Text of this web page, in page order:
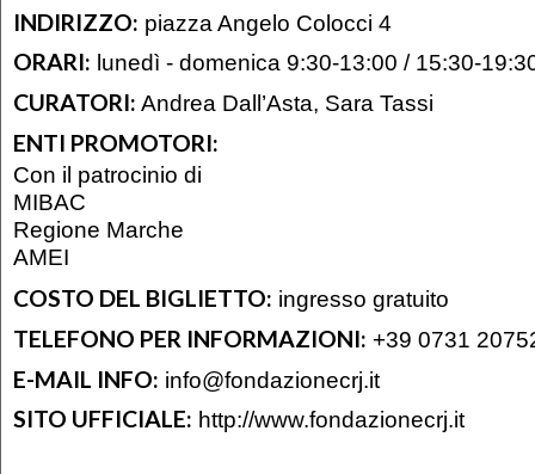
INDIRIZZO: piazza Angelo Colocci 4
ORARI: lunedì - domenica 9:30-13:00 / 15:30-
CURATORI: Andrea Dall’Asta, Sara Tassi
ENTI PROMOTORI:
Con il patrocinio di
MIBAC
Regione Marche
AMEI
COSTO DEL BIGLIETTO: ingresso gratuito
TELEFONO PER INFORMAZIONI: +39 0731
E-MAIL INFO: info@fondazionecrj.it
SITO UFFICIALE: http://www.fondazionecrj.it